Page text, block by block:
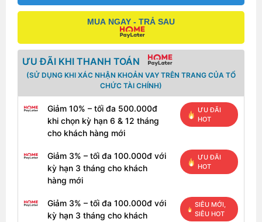
MUA NGAY - TRẢ SAU
ƯU ĐÃI KHI THANH TOÁN
(SỬ DỤNG KHI XÁC NHẬN KHOẢN VAY TRÊN TRANG CỦA TỔ
CHỨC TÀI CHÍNH)
Giảm 10% – tối đa 500.000đ
khi chọn kỳ hạn 6 & 12 tháng
cho khách hàng mới
ƯU ĐÃI
HOT
Giảm 3% – tối đa 100.000đ với
kỳ hạn 3 tháng cho khách
hàng mới
ƯU ĐÃI
HOT
Giảm 3% – tối đa 100.000đ với
kỳ hạn 3 tháng cho khách
SIÊU MỚI,
SIÊU HOT